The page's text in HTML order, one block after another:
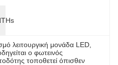
λειτουργική μονάδα LED
ο φωτεινός
τοποθετεί όπισθεν